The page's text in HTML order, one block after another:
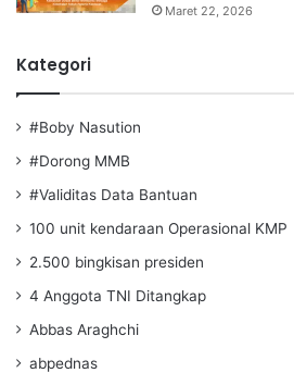
Maret 22, 2026
Kategori
#Boby Nasution
#Dorong MMB
#Validitas Data Bantuan
100 unit kendaraan Operasional KMP
2.500 bingkisan presiden
4 Anggota TNI Ditangkap
Abbas Araghchi
abpednas